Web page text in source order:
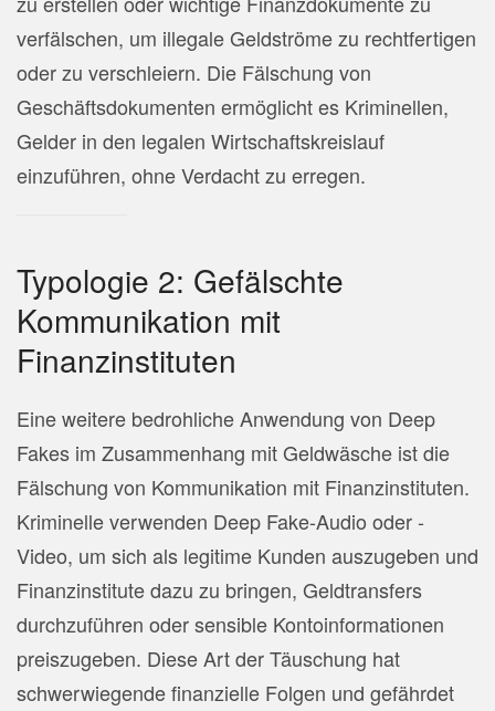
verfälschen, um illegale Geldströme zu rechtfertigen
oder zu verschleiern. Die Fälschung von
Geschäftsdokumenten ermöglicht es Kriminellen,
Gelder in den legalen Wirtschaftskreislauf
einzuführen, ohne Verdacht zu erregen.
Typologie 2: Gefälschte
Kommunikation mit
Finanzinstituten
Eine weitere bedrohliche Anwendung von Deep
Fakes im Zusammenhang mit Geldwäsche ist die
Fälschung von Kommunikation mit Finanzinstituten.
Kriminelle verwenden Deep Fake-Audio oder -
Video, um sich als legitime Kunden auszugeben und
Finanzinstitute dazu zu bringen, Geldtransfers
durchzuführen oder sensible Kontoinformationen
preiszugeben. Diese Art der Täuschung hat
schwerwiegende finanzielle Folgen und gefährdet